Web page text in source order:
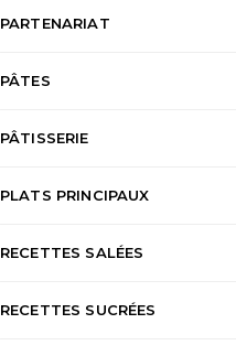
PARTENARIAT
PÂTES
PÂTISSERIE
PLATS PRINCIPAUX
RECETTES SALÉES
RECETTES SUCRÉES